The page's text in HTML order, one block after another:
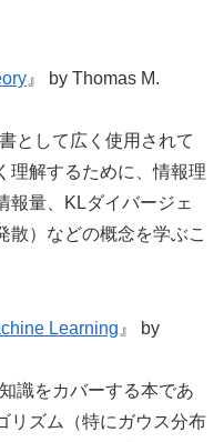
』 by Thomas M.
として広く使用されて
理解するために、情報理
報量、KLダイバージェ
散）などの概念を学ぶこ
Learning 』 by
識をカバーする本であ
リズム（特にガウス分布